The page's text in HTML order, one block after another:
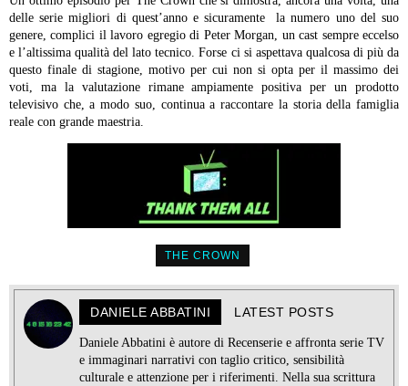
delle serie migliori di quest’anno e sicuramente la numero uno del suo
genere, complici il lavoro egregio di Peter Morgan, un cast sempre eccelso
e l’altissima qualità del lato tecnico. Forse ci si aspettava qualcosa di più da
questo finale di stagione, motivo per cui non si opta per il massimo dei
voti, ma la valutazione rimane ampiamente positiva per un prodotto
televisivo che, a modo suo, continua a raccontare la storia della famiglia
reale con grande maestria.
THE CROWN
DANIELE ABBATINI LATEST POSTS
Daniele Abbatini è autore di Recenserie e affronta serie TV
e immaginari narrativi con taglio critico, sensibilità
culturale e attenzione per i riferimenti. Nella sua scrittura